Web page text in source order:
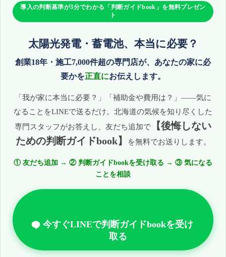
導入の判断基準が3分でわかる「判断ガイドbook」を無料プレゼン
ト
太陽光発電・蓄電池、本当に必要？
創業18年・施工7,000件超の専門店が、あなたの家に必
要かを正直にお伝えします。
「我が家に本当に必要？」「補助金や費用は？」——気に
なることをLINEで送るだけ。北海道の気候を知り尽くした
専門スタッフがお答えし、友だち追加で
【後悔しない
ための判断ガイドbook】
を無料でお送りします。
① 友だち追加 → ② 判断ガイドbookを受け取る → ③ 気になる
ことを相談
今すぐLINEで判断ガイドbookを受け
取る